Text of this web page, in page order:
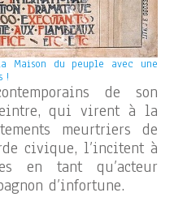
Maison du peuple avec une
!
de son
qui virent à la
meurtriers de
civique, l’incitent à
en tant qu’acteur
d’infortune.